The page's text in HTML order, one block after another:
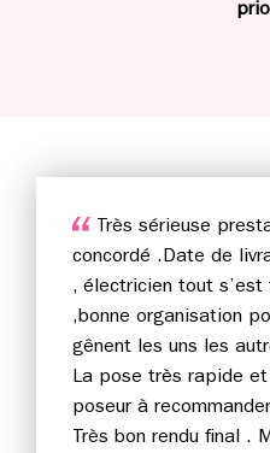
Très sérieuse
concordé .Date de
, électricien tout
,bonne organisation
gênent les uns les
La pose très rapide
poseur à
Très bon rendu final .